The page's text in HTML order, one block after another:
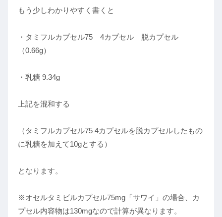
もう少しわかりやすく書くと
・タミフルカプセル75 4カプセル 脱カプセル
（0.66g）
・乳糖 9.34g
上記を混和する
（タミフルカプセル75 4カプセルを脱カプセルしたもの
に乳糖を加えて10gとする）
となります。
※オセルタミビルカプセル75mg「サワイ」の場合、カ
プセル内容物は130mgなので計算が異なります。